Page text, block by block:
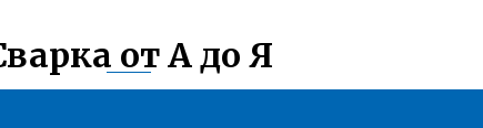
от А до Я